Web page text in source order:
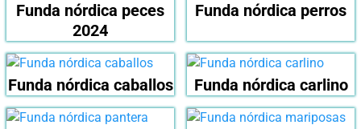
Funda nórdica peces
2024
Funda nórdica perros
Funda nórdica caballos Funda nórdica carlino